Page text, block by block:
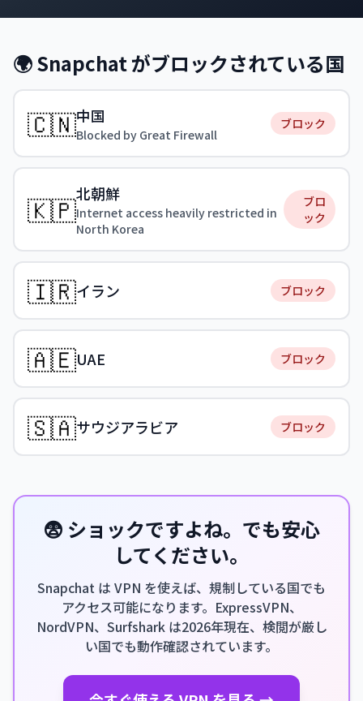
🌍 Snapchat がブロックされている国
🇨🇳中国
Blocked by Great Firewall
ブロック
🇰🇵北朝鮮
Internet access heavily restricted in
North Korea
ブロ
ック
🇮🇷イラン ブロック
🇦🇪UAE ブロック
🇸🇦サウジアラビア ブロック
😨 ショックですよね。でも安心
してください。
Snapchat は VPN を使えば、規制している国でも
アクセス可能になります。ExpressVPN、
NordVPN、Surfshark は2026年現在、検閲が厳し
い国でも動作確認されています。